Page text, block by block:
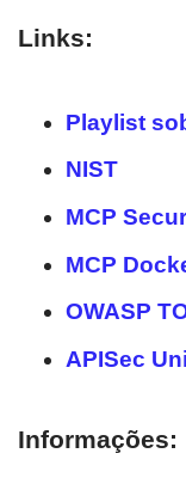
Links:
Playlist
NIST
MCP
MCP
OWASP
APISec
Informações: